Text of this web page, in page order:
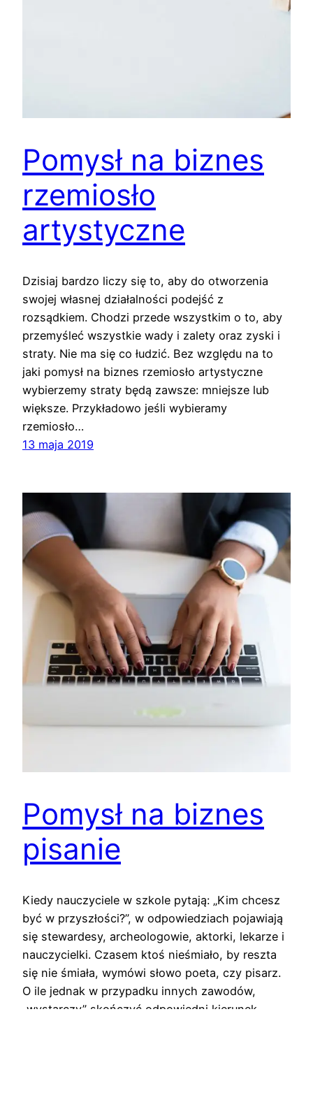
Pomysł na biznes
rzemiosło
artystyczne
Dzisiaj bardzo liczy się to, aby do otworzenia
swojej własnej działalności podejść z
rozsądkiem. Chodzi przede wszystkim o to, aby
przemyśleć wszystkie wady i zalety oraz zyski i
straty. Nie ma się co łudzić. Bez względu na to
jaki pomysł na biznes rzemiosło artystyczne
wybierzemy straty będą zawsze: mniejsze lub
większe. Przykładowo jeśli wybieramy
rzemiosło…
13 maja 2019
Pomysł na biznes
pisanie
Kiedy nauczyciele w szkole pytają: „Kim chcesz
być w przyszłości?”, w odpowiedziach pojawiają
się stewardesy, archeologowie, aktorki, lekarze i
nauczycielki. Czasem ktoś nieśmiało, by reszta
się nie śmiała, wymówi słowo poeta, czy pisarz.
O ile jednak w przypadku innych zawodów,
„wystarczy” skończyć odpowiedni kierunek